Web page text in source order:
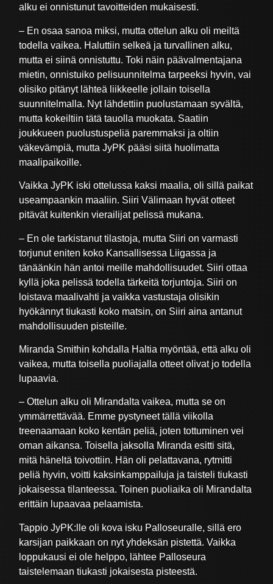
alku ei onnistunut tavoitteiden mukaisesti.
– En osaa sanoa miksi, mutta ottelun alku oli meiltä
todella vaikea. Haluttiin selkeä ja turvallinen alku,
mutta ei siinä onnistuttu. Toki näin päävalmentajana
mietin, onnistuiko pelisuunnitelma tarpeeksi hyvin, vai
olisiko pitänyt lähteä liikkeelle jollain toisella
suunnitelmalla. Nyt lähdettiin puolustamaan syvältä,
mutta kokeiltiin tätä tauolla muokata. Saatiin
joukkueen puolustuspeliä paremmaksi ja oltiin
väkevämpiä, mutta JyPK pääsi siitä huolimatta
maalipaikoille.
Vaikka JyPK iski ottelussa kaksi maalia, oli sillä paikat
useampaankin maaliin. Siiri Välimaan hyvät otteet
pitävät kuitenkin vierailijat pelissä mukana.
– En ole tarkistanut tilastoja, mutta Siiri on varmasti
torjunut eniten koko Kansallisessa Liigassa ja
tänäänkin hän antoi meille mahdollisuudet. Siiri ottaa
kyllä joka pelissä todella tärkeitä torjuntoja. Siiri on
loistava maalivahti ja vaikka vastustaja olisikin
hyökännyt tiukasti koko matsin, on Siiri aina antanut
mahdollisuuden pisteille.
Miranda Smithin kohdalla Haltia myöntää, että alku oli
vaikea, mutta toisella puoliajalla otteet olivat jo todella
lupaavia.
– Ottelun alku oli Mirandalta vaikea, mutta se on
ymmärrettävää. Emme pystyneet tällä viikolla
treenaamaan koko kentän peliä, joten tottuminen vei
oman aikansa. Toisella jaksolla Miranda esitti sitä,
mitä häneltä toivottiin. Hän oli pelattavana, rytmitti
peliä hyvin, voitti kaksinkamppailuja ja taisteli tiukasti
jokaisessa tilanteessa. Toinen puoliaika oli Mirandalta
erittäin lupaavaa pelaamista.
Tappio JyPK:lle oli kova isku Palloseuralle, sillä ero
karsijan paikkaan on nyt yhdeksän pistettä. Vaikka
loppukausi ei ole helppo, lähtee Palloseura
taistelemaan tiukasti jokaisesta pisteestä.